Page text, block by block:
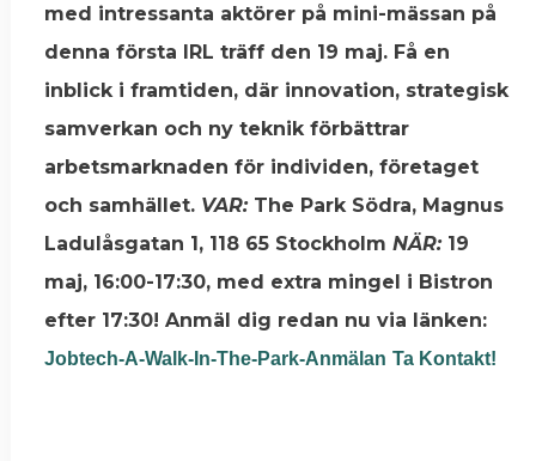
med intressanta aktörer på mini-mässan på
denna första IRL träff den 19 maj. Få en
inblick i framtiden, där innovation, strategisk
samverkan och ny teknik förbättrar
arbetsmarknaden för individen, företaget
och samhället. VAR:The Park Södra, Magnus
Ladulåsgatan 1, 118 65 StockholmNÄR:19
maj, 16:00-17:30, med extra mingel i Bistron
efter 17:30! Anmäl dig redan nu via länken:
Jobtech-A-Walk-In-The-Park-Anmälan Ta Kontakt!